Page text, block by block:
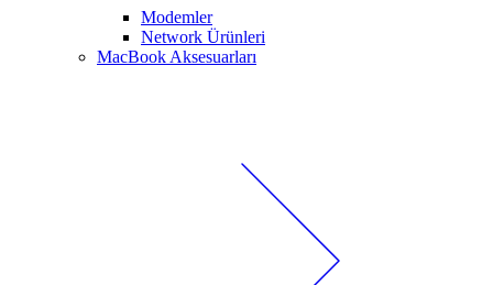
Modemler
Network Ürünleri
MacBook Aksesuarları